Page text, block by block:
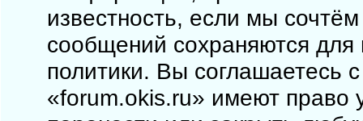
известность, если мы
сообщений сохраняются для
политики. Вы соглашаетесь
«forum.okis.ru» имеют право